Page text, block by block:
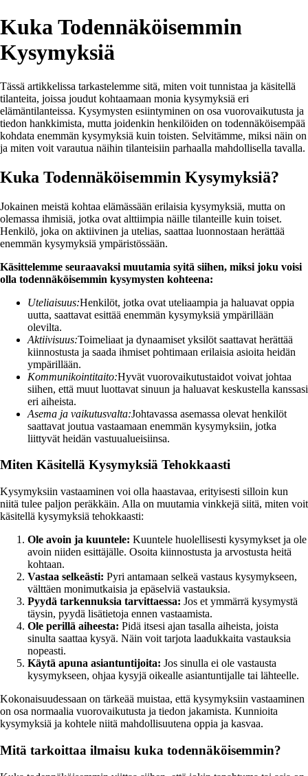
Kuka Todennäköisemmin
Kysymyksiä
Tässä artikkelissa tarkastelemme sitä, miten voit tunnistaa ja käsitellä
tilanteita, joissa joudut kohtaamaan monia kysymyksiä eri
elämäntilanteissa. Kysymysten esiintyminen on osa vuorovaikutusta ja
tiedon hankkimista, mutta joidenkin henkilöiden on todennäköisempää
kohdata enemmän kysymyksiä kuin toisten. Selvitämme, miksi näin on
ja miten voit varautua näihin tilanteisiin parhaalla mahdollisella tavalla.
Kuka Todennäköisemmin Kysymyksiä?
Jokainen meistä kohtaa elämässään erilaisia kysymyksiä, mutta on
olemassa ihmisiä, jotka ovat alttiimpia näille tilanteille kuin toiset.
Henkilö, joka on aktiivinen ja utelias, saattaa luonnostaan herättää
enemmän kysymyksiä ympäristössään.
Käsittelemme seuraavaksi muutamia syitä siihen, miksi joku voisi
olla todennäköisemmin kysymysten kohteena:
Uteliaisuus:Henkilöt, jotka ovat uteliaampia ja haluavat oppia
uutta, saattavat esittää enemmän kysymyksiä ympärillään
olevilta.
Aktiivisuus:Toimeliaat ja dynaamiset yksilöt saattavat herättää
kiinnostusta ja saada ihmiset pohtimaan erilaisia asioita heidän
ympärillään.
Kommunikointitaito:Hyvät vuorovaikutustaidot voivat johtaa
siihen, että muut luottavat sinuun ja haluavat keskustella kanssasi
eri aiheista.
Asema ja vaikutusvalta:Johtavassa asemassa olevat henkilöt
saattavat joutua vastaamaan enemmän kysymyksiin, jotka
liittyvät heidän vastuualueisiinsa.
Miten Käsitellä Kysymyksiä Tehokkaasti
Kysymyksiin vastaaminen voi olla haastavaa, erityisesti silloin kun
niitä tulee paljon peräkkäin. Alla on muutamia vinkkejä siitä, miten voit
käsitellä kysymyksiä tehokkaasti:
Ole avoin ja kuuntele: Kuuntele huolellisesti kysymykset ja ole
avoin niiden esittäjälle. Osoita kiinnostusta ja arvostusta heitä
kohtaan.
Vastaa selkeästi: Pyri antamaan selkeä vastaus kysymykseen,
välttäen monimutkaisia ja epäselviä vastauksia.
Pyydä tarkennuksia tarvittaessa: Jos et ymmärrä kysymystä
täysin, pyydä lisätietoja ennen vastaamista.
Ole perillä aiheesta: Pidä itsesi ajan tasalla aiheista, joista
sinulta saattaa kysyä. Näin voit tarjota laadukkaita vastauksia
nopeasti.
Käytä apuna asiantuntijoita: Jos sinulla ei ole vastausta
kysymykseen, ohjaa kysyjä oikealle asiantuntijalle tai lähteelle.
Kokonaisuudessaan on tärkeää muistaa, että kysymyksiin vastaaminen
on osa normaalia vuorovaikutusta ja tiedon jakamista. Kunnioita
kysymyksiä ja kohtele niitä mahdollisuutena oppia ja kasvaa.
Mitä tarkoittaa ilmaisu kuka todennäköisemmin?